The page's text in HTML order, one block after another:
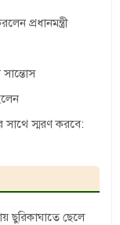
প্রধানমন্ত্রী
সান্তোস
সাথে স্মরণ করবে:
ছুরিকাঘাতে ছেলে